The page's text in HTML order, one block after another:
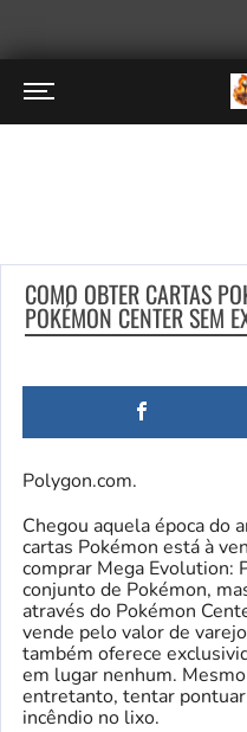
COMO OBTER CARTAS
POKÉMON CENTER SEM
Polygon.com.
Chegou aquela época do
cartas Pokémon está à
comprar Mega Evolution:
conjunto de Pokémon,
através do Pokémon
vende pelo valor de
também oferece
em lugar nenhum.
entretanto, tentar
incêndio no lixo.